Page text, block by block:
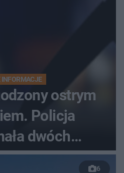
INFORMACJE
ostrym
Policja
dwóch
6